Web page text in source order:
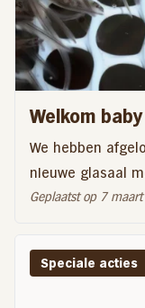
Welkom
We hebben
nieuwe glasaal
Geplaatst op 7
Speciale acties